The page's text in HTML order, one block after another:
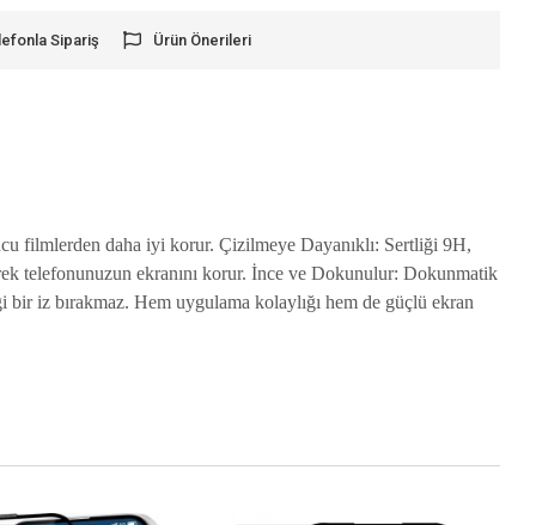
Sipariş Ürün Önerileri
filmlerden daha iyi korur. Çizilmeye Dayanıklı: Sertliği 9H,
telefonunuzun ekranını korur. İnce ve Dokunulur: Dokunmatik
iz bırakmaz. Hem uygulama kolaylığı hem de güçlü ekran